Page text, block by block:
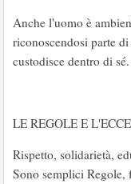
Anche l'uomo è
riconoscendosi parte
custodisce dentro di sé.
LE REGOLE E
Rispetto, solidarietà,
Sono semplici Regole,